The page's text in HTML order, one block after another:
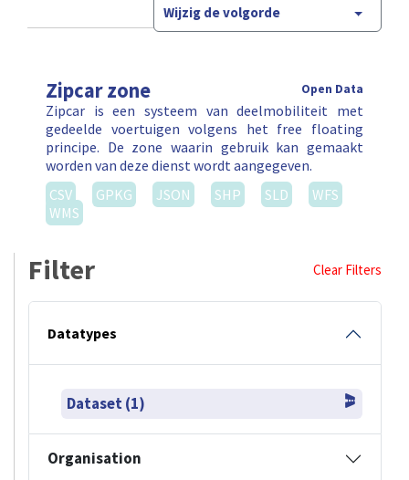
Wijzig de volgorde
Zipcar zone Open Data
Zipcar is een systeem van deelmobiliteit met
gedeelde voertuigen volgens het free floating
principe. De zone waarin gebruik kan gemaakt
worden van deze dienst wordt aangegeven.
CSV
GPKG JSON SHP SLD
WFS
WMS
Filter Clear Filters
Datatypes
Dataset (1)
Organisation